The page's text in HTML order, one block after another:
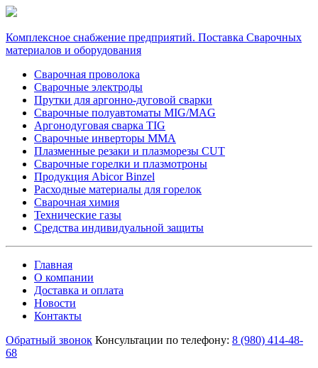
Комплексное снабжение предприятий. Поставка Сварочных
материалов и оборудования
Сварочная проволока
Сварочные электроды
Прутки для аргонно-дуговой сварки
Сварочные полуавтоматы MIG/MAG
Аргонодуговая сварка TIG
Сварочные инверторы MMA
Плазменные резаки и плазморезы CUT
Сварочные горелки и плазмотроны
Продукция Abicor Binzel
Расходные материалы для горелок
Сварочная химия
Технические газы
Средства индивидуальной защиты
Главная
О компании
Доставка и оплата
Новости
Контакты
Обратный звонок Консультации по телефону: 8 (980) 414-48-
68